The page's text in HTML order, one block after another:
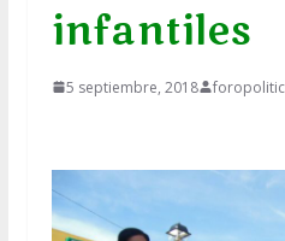
infantiles
5 septiembre, 2018